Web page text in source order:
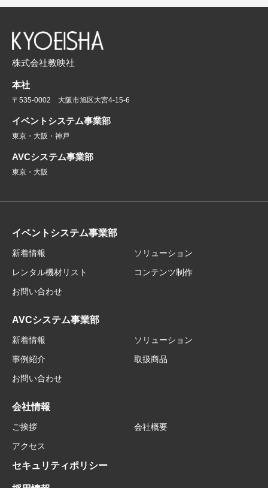
株式会社教映社
本社
〒535-0002 大阪市旭区大宮4-15-6
イベントシステム事業部
東京・大阪・神戸
AVCシステム事業部
東京・大阪
イベントシステム事業部
新着情報
ソリューション
レンタル機材リスト
コンテンツ制作
お問い合わせ
AVCシステム事業部
新着情報
ソリューション
事例紹介
取扱商品
お問い合わせ
会社情報
ご挨拶
会社概要
アクセス
セキュリティポリシー